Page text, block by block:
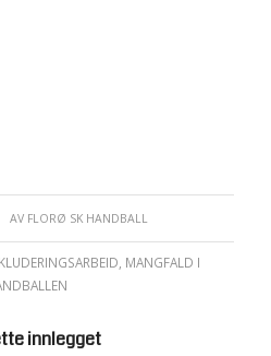
AV FLORØ SK HANDBALL
MANGFALD I
innlegget